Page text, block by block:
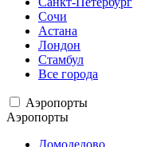
Сочи
Астана
Лондон
Стамбул
Все города
Аэропорты
Аэропорты